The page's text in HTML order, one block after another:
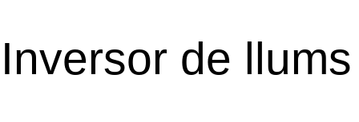
Inversor de